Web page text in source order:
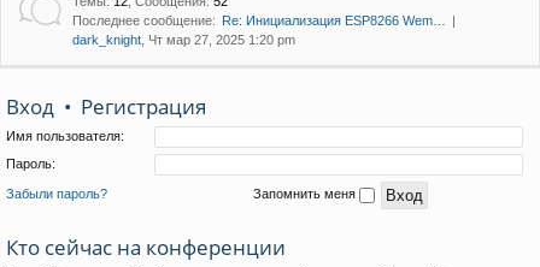
Последнее сообщение: Re: Инициализация ESP8266 Wem…
dark_knight , Чт мар 27, 2025 1:20 pm
Вход • Регистрация
Имя пользователя:
Пароль:
Забыли пароль? Запомнить меня
Кто сейчас на конференции